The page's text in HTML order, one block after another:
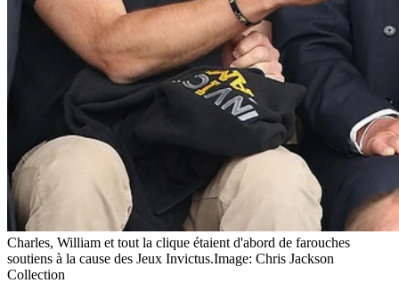
Charles, William et tout la clique étaient d'abord de farouches
soutiens à la cause des Jeux Invictus.Image: Chris Jackson
Collection